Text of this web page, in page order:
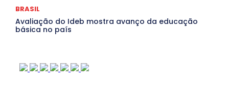
BRASIL
Avaliação do Ideb mostra avanço da educação
básica no país